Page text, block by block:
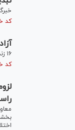
کد خبر: ۴۶۸۶۴۷ تاریخ
آزادی ۱۶ زندانی با تلاش اعضای
۱۶ زندانی جرائم مالی با تلاش اعضای مجتمع شماره ۱۹ شورای حل اختلاف تهران از زندان آزاد شدند.
کد خبر: ۴۵۸۱۶۶ تاریخ